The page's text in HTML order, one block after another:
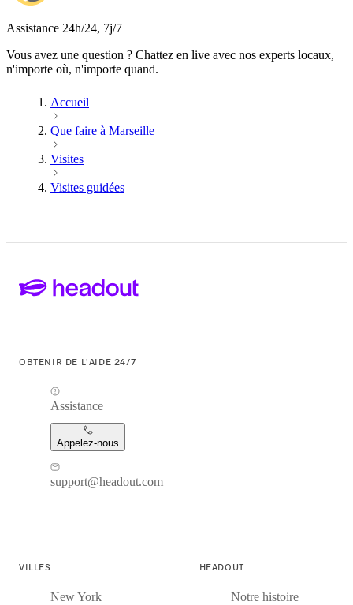
Assistance 24h/24, 7j/7
Vous avez une question ? Chattez en live avec nos experts locaux,
n'importe où, n'importe quand.
Accueil
Que faire à Marseille
Visites
Visites guidées
OBTENIR DE L'AIDE 24/7
Assistance
Appelez-nous
support@headout.com
VILLES
New York
HEADOUT
Notre histoire